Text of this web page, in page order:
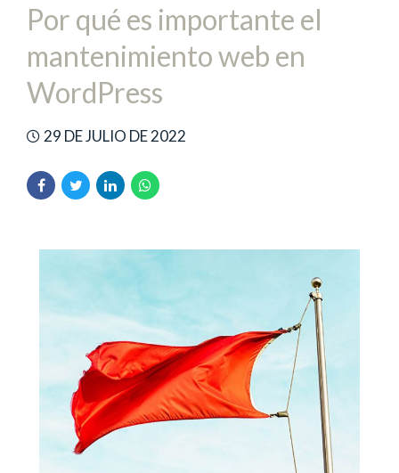
Por qué es importante el
mantenimiento web en
WordPress
29 DE JULIO DE 2022